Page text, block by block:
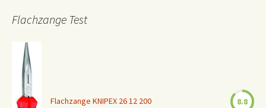
Flachzange Test
Flachzange KNIPEX 26 12 200 8.8